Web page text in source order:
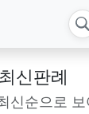
최신판례
신순으로